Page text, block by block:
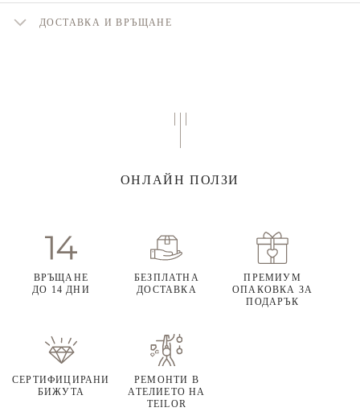
ДОСТАВКА И ВРЪЩАНЕ
ОНЛАЙН ПОЛЗИ
ВРЪЩАНЕ
ДО 14 ДНИ
БЕЗПЛАТНА
ДОСТАВКА
ПРЕМИУМ
ОПАКОВКА ЗА
ПОДАРЪК
СЕРТИФИЦИРАНИ
БИЖУТА
РЕМОНТИ В
АТЕЛИЕТО НА
TEILOR